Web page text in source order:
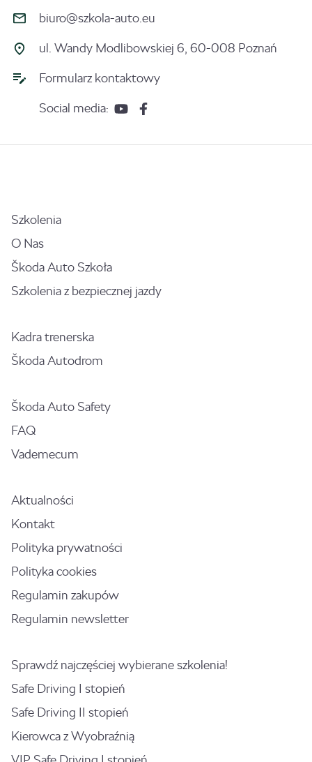
biuro@szkola-auto.eu
ul. Wandy Modlibowskiej 6, 60-008 Poznań
Formularz kontaktowy
Social media:
Szkolenia
O Nas
Škoda Auto Szkoła
Szkolenia z bezpiecznej jazdy
Kadra trenerska
Škoda Autodrom
Škoda Auto Safety
FAQ
Vademecum
Aktualności
Kontakt
Polityka prywatności
Polityka cookies
Regulamin zakupów
Regulamin newsletter
Sprawdź najczęściej wybierane szkolenia!
Safe Driving I stopień
Safe Driving II stopień
Kierowca z Wyobraźnią